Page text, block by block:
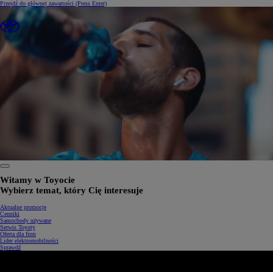
Przejdź do głównej zawartości (Press Enter)
Witamy w Toyocie
Wybierz temat, który Cię interesuje
Aktualne promocje
Cenniki
Samochody używane
Serwis Toyoty
Oferta dla firm
Lider elektromobilności
Sprawdź